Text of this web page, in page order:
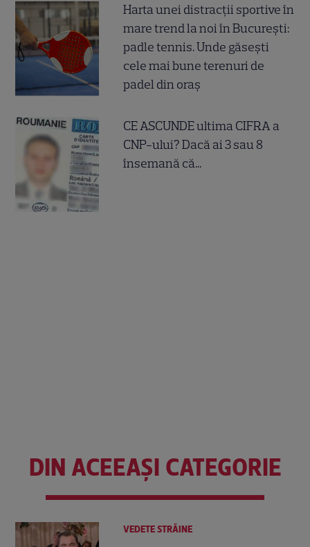
Harta unei distracții sportive în
mare trend la noi în București:
padle tennis. Unde găsești
cele mai bune terenuri de
padel din oraș
CE ASCUNDE ultima CIFRA a
CNP-ului? Dacă ai 3 sau 8
însemană că...
DIN ACEEAȘI CATEGORIE
VEDETE STRĂINE